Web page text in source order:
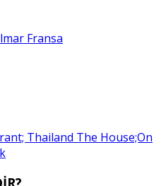
Fransa
Thailand The House;On